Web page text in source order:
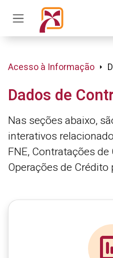
Acesso à Informação
Dados de
Nas seções abaixo,
interativos
FNE, Contratações
Operações de Crédito